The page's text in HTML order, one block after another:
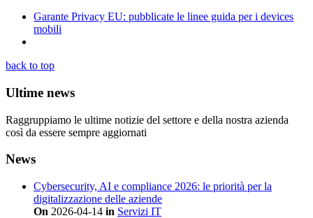
Garante Privacy EU: pubblicate le linee guida per i devices
mobili
back to top
Ultime news
Raggruppiamo le ultime notizie del settore e della nostra azienda
così da essere sempre aggiornati
News
Cybersecurity, AI e compliance 2026: le priorità per la
digitalizzazione delle aziende
On 2026-04-14 in Servizi IT